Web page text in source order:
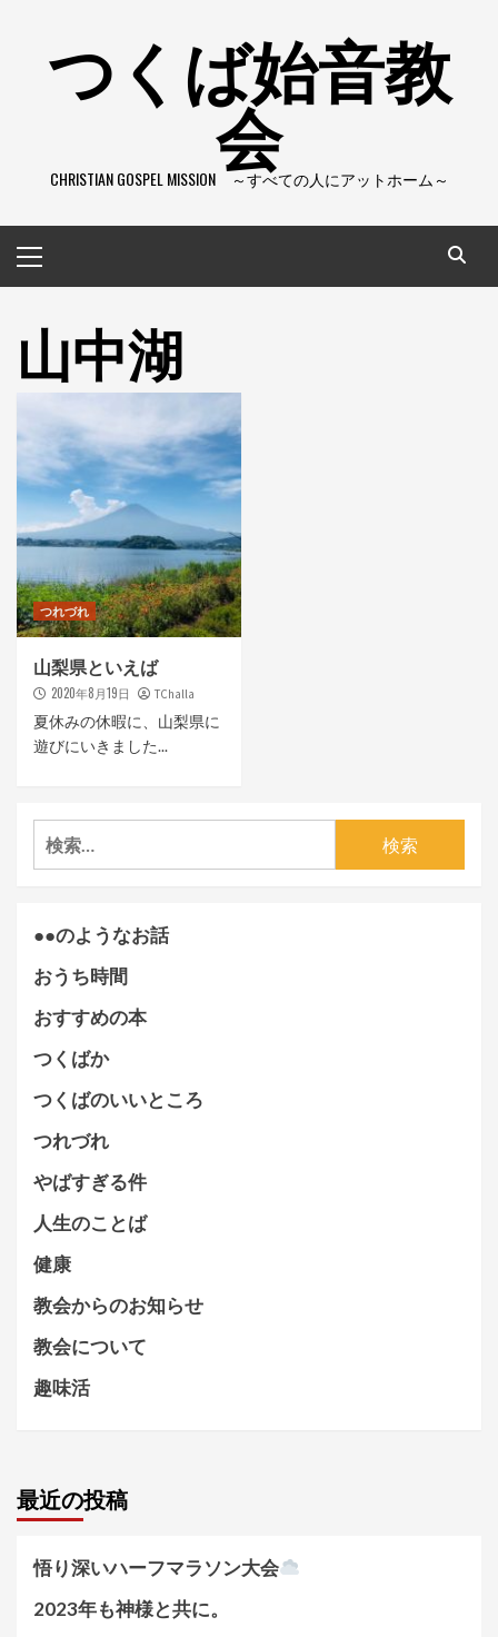
つくば始音教
会
CHRISTIAN GOSPEL MISSION ～すべての人にアットホーム～
イ
ン
ニ
ュ
山中湖
つれづれ
山梨県といえば
2020年8月19日 TChalla
夏休みの休暇に、山梨県に
遊びにいきました...
検
索:
●●のようなお話
おうち時間
おすすめの本
つくばか
つくばのいいところ
つれづれ
やばすぎる件
人生のことば
健康
教会からのお知らせ
教会について
趣味活
最近の投稿
悟り深いハーフマラソン大会
2023年も神様と共に。